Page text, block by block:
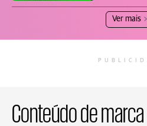
Ver mais
Conteúdo de marca